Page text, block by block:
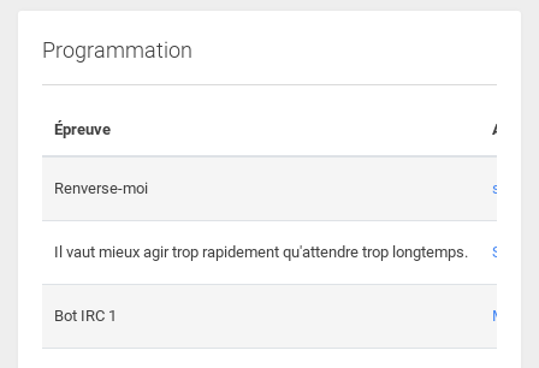
Programmation
Épreuve Auteur
Renverse-moi s3th
Il vaut mieux agir trop rapidement qu'attendre trop longtemps. Spl3en
Bot IRC 1